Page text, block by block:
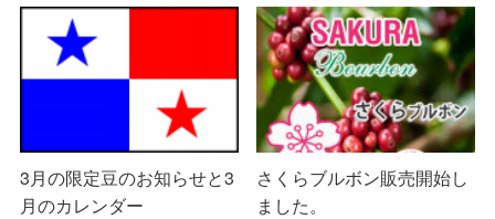
3月の限定豆のお知らせと3
月のカレンダー
さくらブルボン販売開始し
ました。